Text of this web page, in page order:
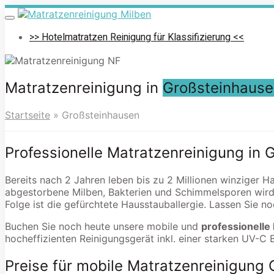
Skip
to
main
Toggle
navigation>> Hotelmatratzen Reinigung für Klassifizierung <<
Matratzenreinigung in
Startseite » Großsteinhausen
Professionelle Matratzenreinigung in
Bereits nach 2 Jahren leben bis zu 2 Millionen winziger
abgestorbene Milben, Bakterien und Schimmelsporen
Folge ist die gefürchtete Hausstauballergie. Lassen Sie
Buchen Sie noch heute unsere mobile und professionelle
hocheffizienten Reinigungsgerät inkl. einer starken UV-C
Preise für mobile Matratzenreinigung